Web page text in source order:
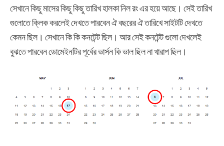
সেখানে কিছু মাসের কিছু কিছু তারিখ হালকা নিল রং এর হয়ে আছে। সেই তারিখ
গুলোতে ক্লিক করলেই দেখতে পারবেন ঐ বছরের ঐ তারিখে সাইটটি দেখতে
কেমন ছিল। সেখানে কি কি কনটেন্ট ছিল। আর সেই কনটেন্ট গুলো দেখলেই
বুঝতে পারবেন ডোমেইনটির পূর্বের ভার্সন কি ভাল ছিল না খারাপ ছিল।